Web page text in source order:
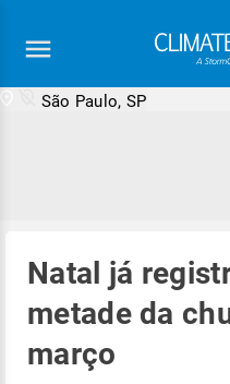
São Paulo, SP
Natal já
metade da
março